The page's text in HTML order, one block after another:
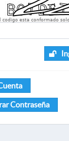
codigo esta conformado
Contraseña